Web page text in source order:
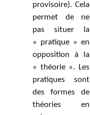
provisoire). Cela
permet de ne
pas situer la
« pratique » en
opposition à la
« théorie ». Les
pratiques sont
des formes de
théories en